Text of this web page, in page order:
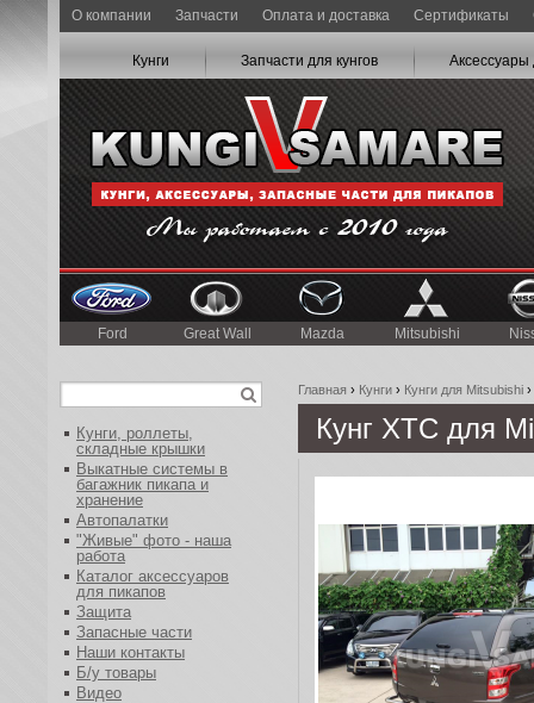
О компании Запчасти Оплата и доставка Сертификаты
Кунги Запчасти для кунгов Аксессуары
Ford Great Wall Mazda Mitsubishi
Главная › Кунги › Кунги для Mitsubishi ›
Кунг XTС для
Кунги, роллеты,
складные крышки
Выкатные системы в
багажник пикапа и
хранение
Автопалатки
"Живые" фото - наша
работа
Каталог аксессуаров
для пикапов
Защита
Запасные части
Наши контакты
Б/у товары
Видео